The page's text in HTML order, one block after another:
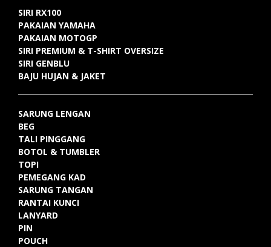
SIRI RX100
PAKAIAN YAMAHA
PAKAIAN MOTOGP
SIRI PREMIUM & T-SHIRT OVERSIZE
SIRI GENBLU
BAJU HUJAN & JAKET
SARUNG LENGAN
BEG
TALI PINGGANG
BOTOL & TUMBLER
TOPI
PEMEGANG KAD
SARUNG TANGAN
RANTAI KUNCI
LANYARD
PIN
POUCH